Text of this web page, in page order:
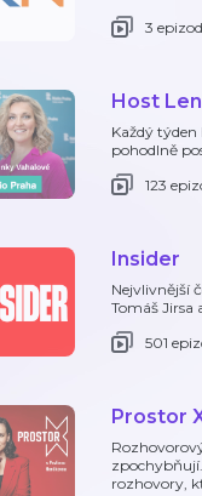
3 epizod
Host
Každý
pohodlně
123
Insider
Nejvlivnější
Tomáš Jirsa
501
Prostor
rozhovory,